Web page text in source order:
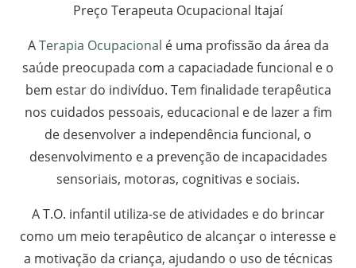
Preço Terapeuta Ocupacional Itajaí
ATerapia Ocupacional é uma profissão da área da
saúde preocupada com a capaciadade funcional e o
bem estar do indivíduo. Tem finalidade terapêutica
nos cuidados pessoais, educacional e de lazer a fim
de desenvolver a independência funcional, o
desenvolvimento e a prevenção de incapacidades
sensoriais, motoras, cognitivas e sociais.
A T.O. infantil utiliza-se de atividades e do brincar
como um meio terapêutico de alcançar o interesse e
a motivação da criança, ajudando o uso de técnicas